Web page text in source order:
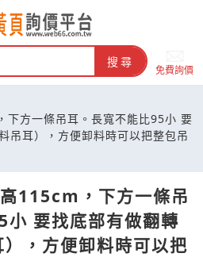
搜尋
免費詢價
方一條吊耳。長寬不能比95小 要
吊耳），方便卸料時可以把整包吊
115cm，下方一條吊
小 要找底部有做翻轉
，方便卸料時可以把